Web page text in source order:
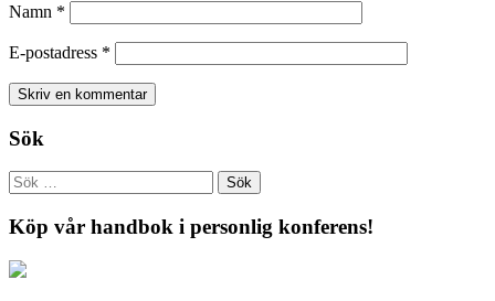
Namn *
E-postadress *
Sök
Köp vår handbok i personlig konferens!